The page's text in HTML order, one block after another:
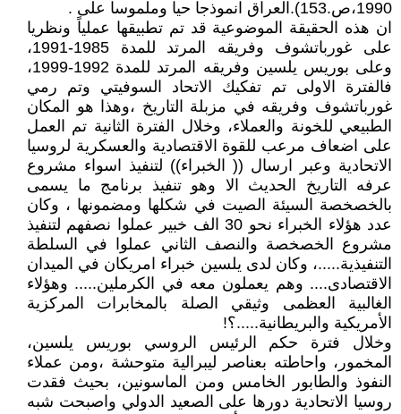
1990،ص.153).العراق انموذجا حيا وملموسا على .
ان هذه الحقيقة الموضوعية قد تم تطبيقها عملياً ونظريا
على غورباتشوف وفريقه المرتد للمدة 1985-1991،
وعلى بوريس يلسين وفريقه المرتد للمدة 1992-1999،
فالفترة الاولى تم تفكيك الاتحاد السوفيتي وتم رمي
غورباتشوف وفريقه في مزبلة التاريخ ،وهذا هو المكان
الطبيعي للخونة والعملاء، وخلال الفترة الثانية تم العمل
على اضعاف مرعب للقوة الاقتصادية والعسكرية لروسيا
الاتحادية وعبر ارسال (( الخبراء)) لتنفيذ اسواء مشروع
عرفه التاريخ الحديث الا وهو تنفيذ برنامج ما يسمى
بالخصخصة السيئة الصيت في شكلها ومضمونها ، وكان
عدد هؤلاء الخبراء نحو 30 الف خبير عملوا نصفهم لتنفيذ
مشروع الخصخصة والنصف الثاني عملوا في السلطة
التنفيذية.....، وكان لدى يلسين خبراء امريكان في الميدان
الاقتصادى.... وهم يعملون معه في الكرملين..... وهؤلاء
الغالبية العظمى وثيقي الصلة بالمخابرات المركزية
الأمريكية والبريطانية.....؟!
وخلال فترة حكم الرئيس الروسي بوريس يلسين،
المخمور، واحاطته بعناصر ليبرالية متوحشة ،ومن عملاء
النفوذ والطابور الخامس ومن الماسونين، بحيث فقدت
روسيا الاتحادية دورها على الصعيد الدولي واصبحت شبه